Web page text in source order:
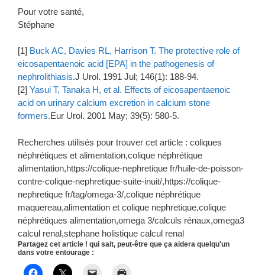
Pour votre santé,
Stéphane
[1] Buck AC, Davies RL, Harrison T. The protective role of
eicosapentaenoic acid [EPA] in the pathogenesis of
nephrolithiasis.J Urol. 1991 Jul; 146(1): 188-94.
[2] Yasui T, Tanaka H, et al. Effects of eicosapentaenoic
acid on urinary calcium excretion in calcium stone
formers.Eur Urol. 2001 May; 39(5): 580-5.
Recherches utilisés pour trouver cet article : coliques
néphrétiques et alimentation,colique néphrétique
alimentation,https://colique-nephretique fr/huile-de-poisson-
contre-colique-nephretique-suite-inuit/,https://colique-
nephretique fr/tag/omega-3/,colique néphrétique
maquereau,alimentation et colique nephretique,colique
néphrétiques alimentation,omega 3/calculs rénaux,omega3
calcul renal,stephane holistique calcul renal
Partagez cet article ! qui sait, peut-être que ça aidera quelqu'un
dans votre entourage :